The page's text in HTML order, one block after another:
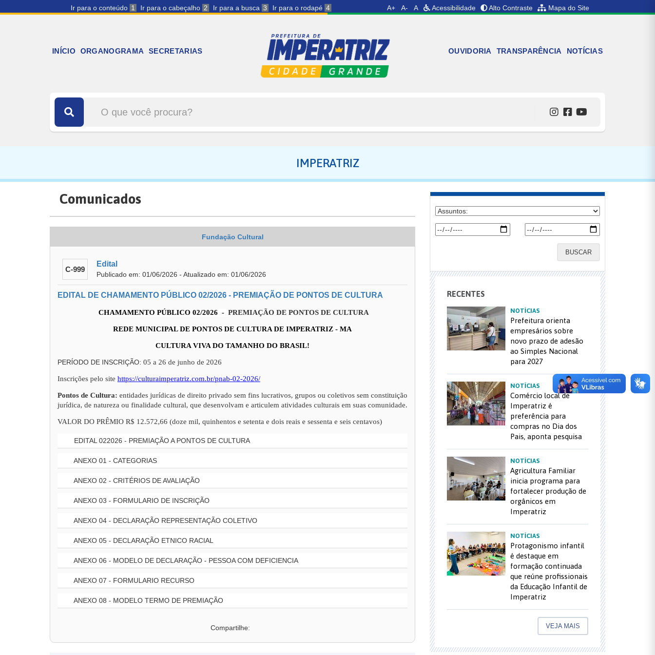
Ir para o conteúdo 1 Ir para o cabeçalho 2 Ir para a busca 3 Ir para o rodapé 4 A+ A- A Acessibilidade Alto Contraste Mapa do Site
INÍCIO ORGANOGRAMA SECRETARIAS OUVIDORIA TRANSPARÊNCIA NOTÍCIAS
IMPERATRIZ
Comunicados
Fundação Cultural
C-999
Edital
Publicado em: 01/06/2026 - Atualizado em: 01/06/2026
EDITAL DE CHAMAMENTO PÚBLICO 02/2026 - PREMIAÇÃO DE PONTOS DE CULTURA
CHAMAMENTO PÚBLICO 02/2026 - PREMIAÇÃO DE PONTOS DE CULTURA
REDE MUNICIPAL DE PONTOS DE CULTURA DE IMPERATRIZ - MA
CULTURA VIVA DO TAMANHO DO BRASIL!
PERÍODO DE INSCRIÇÃO: 05 a 26 de junho de 2026
Inscrições pelo site https://culturaimperatriz.com.br/pnab-02-2026/
Pontos de Cultura: entidades jurídicas de direito privado sem fins lucrativos, grupos ou coletivos sem constituição
jurídica, de natureza ou finalidade cultural, que desenvolvam e articulem atividades culturais em suas comunidade.
VALOR DO PRÊMIO R$ 12.572,66 (doze mil, quinhentos e setenta e dois reais e sessenta e seis centavos)
EDITAL 022026 - PREMIAÇÃO A PONTOS DE CULTURA
ANEXO 01 - CATEGORIAS
ANEXO 02 - CRITÉRIOS DE AVALIAÇÃO
ANEXO 03 - FORMULARIO DE INSCRIÇÃO
ANEXO 04 - DECLARAÇÃO REPRESENTAÇÃO COLETIVO
ANEXO 05 - DECLARAÇÃO ETNICO RACIAL
ANEXO 06 - MODELO DE DECLARAÇÃO - PESSOA COM DEFICIENCIA
ANEXO 07 - FORMULARIO RECURSO
ANEXO 08 - MODELO TERMO DE PREMIAÇÃO
Compartilhe:
BUSCAR
RECENTES
NOTÍCIAS
Prefeitura orienta
empresários sobre
novo prazo de adesão
ao Simples Nacional
para 2027
NOTÍCIAS
Comércio local de
Imperatriz é
preferência para
compras no Dia dos
Pais, aponta pesquisa
NOTÍCIAS
Agricultura Familiar
inicia programa para
fortalecer produção de
orgânicos em
Imperatriz
NOTÍCIAS
Protagonismo infantil
é destaque em
formação continuada
que reúne profissionais
da Educação Infantil de
Imperatriz
VEJA MAIS